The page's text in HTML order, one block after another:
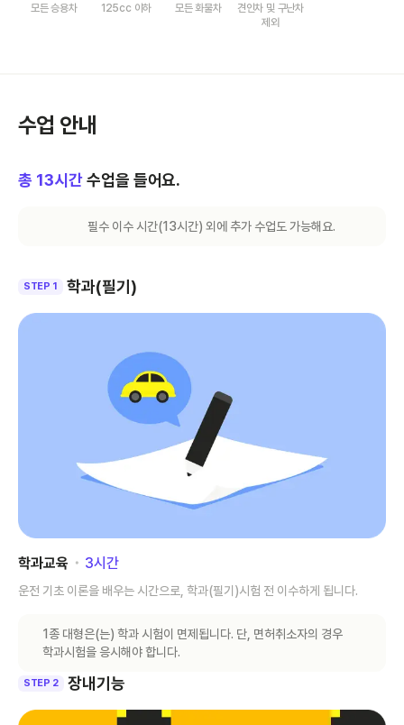
모든 승용차 125cc 이하 모든 화물차
견인차 및 구난차
제외
수업 안내
총 13시간 수업을 들어요.
필수 이수 시간(13시간) 외에 추가 수업도 가능해요.
STEP 1 학과(필기)
학과교육 ･ 3시간
운전 기초 이론을 배우는 시간으로, 학과(필기)시험 전 이수하게 됩니다.
1종 대형은(는) 학과 시험이 면제됩니다. 단, 면허취소자의 경우
학과시험을 응시해야 합니다.
STEP 2 장내기능